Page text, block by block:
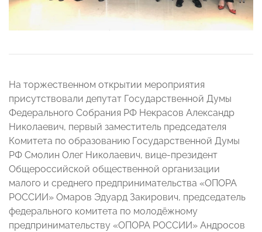
На торжественном открытии мероприятия
присутствовали депутат Государственной Думы
Федерального Собрания РФ Некрасов Александр
Николаевич, первый заместитель председателя
Комитета по образованию Государственной Думы
РФ Смолин Олег Николаевич, вице-президент
Общероссийской общественной организации
малого и среднего предпринимательства «ОПОРА
РОССИИ» Омаров Эдуард Закирович, председатель
федерального комитета по молодёжному
предпринимательству «ОПОРА РОССИИ» Андросов